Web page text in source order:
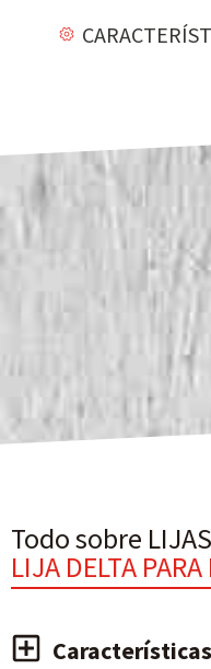
Todo sobre
LIJA DELTA
Características